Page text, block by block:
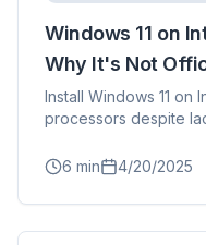
Windows 11 on
Why It's Not
Install Windows 11 on
processors despite
6 min 4/20/2025